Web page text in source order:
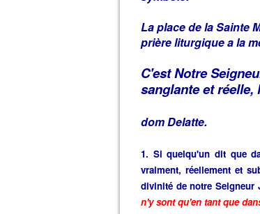
La place de la Sainte
prière liturgique a la
C'est Notre
sanglante et réelle,
dom Delatte.
1. Si quelqu'un dit que
vraiment, réellement et
divinité de notre Seigneur
n'y sont qu'en tant que